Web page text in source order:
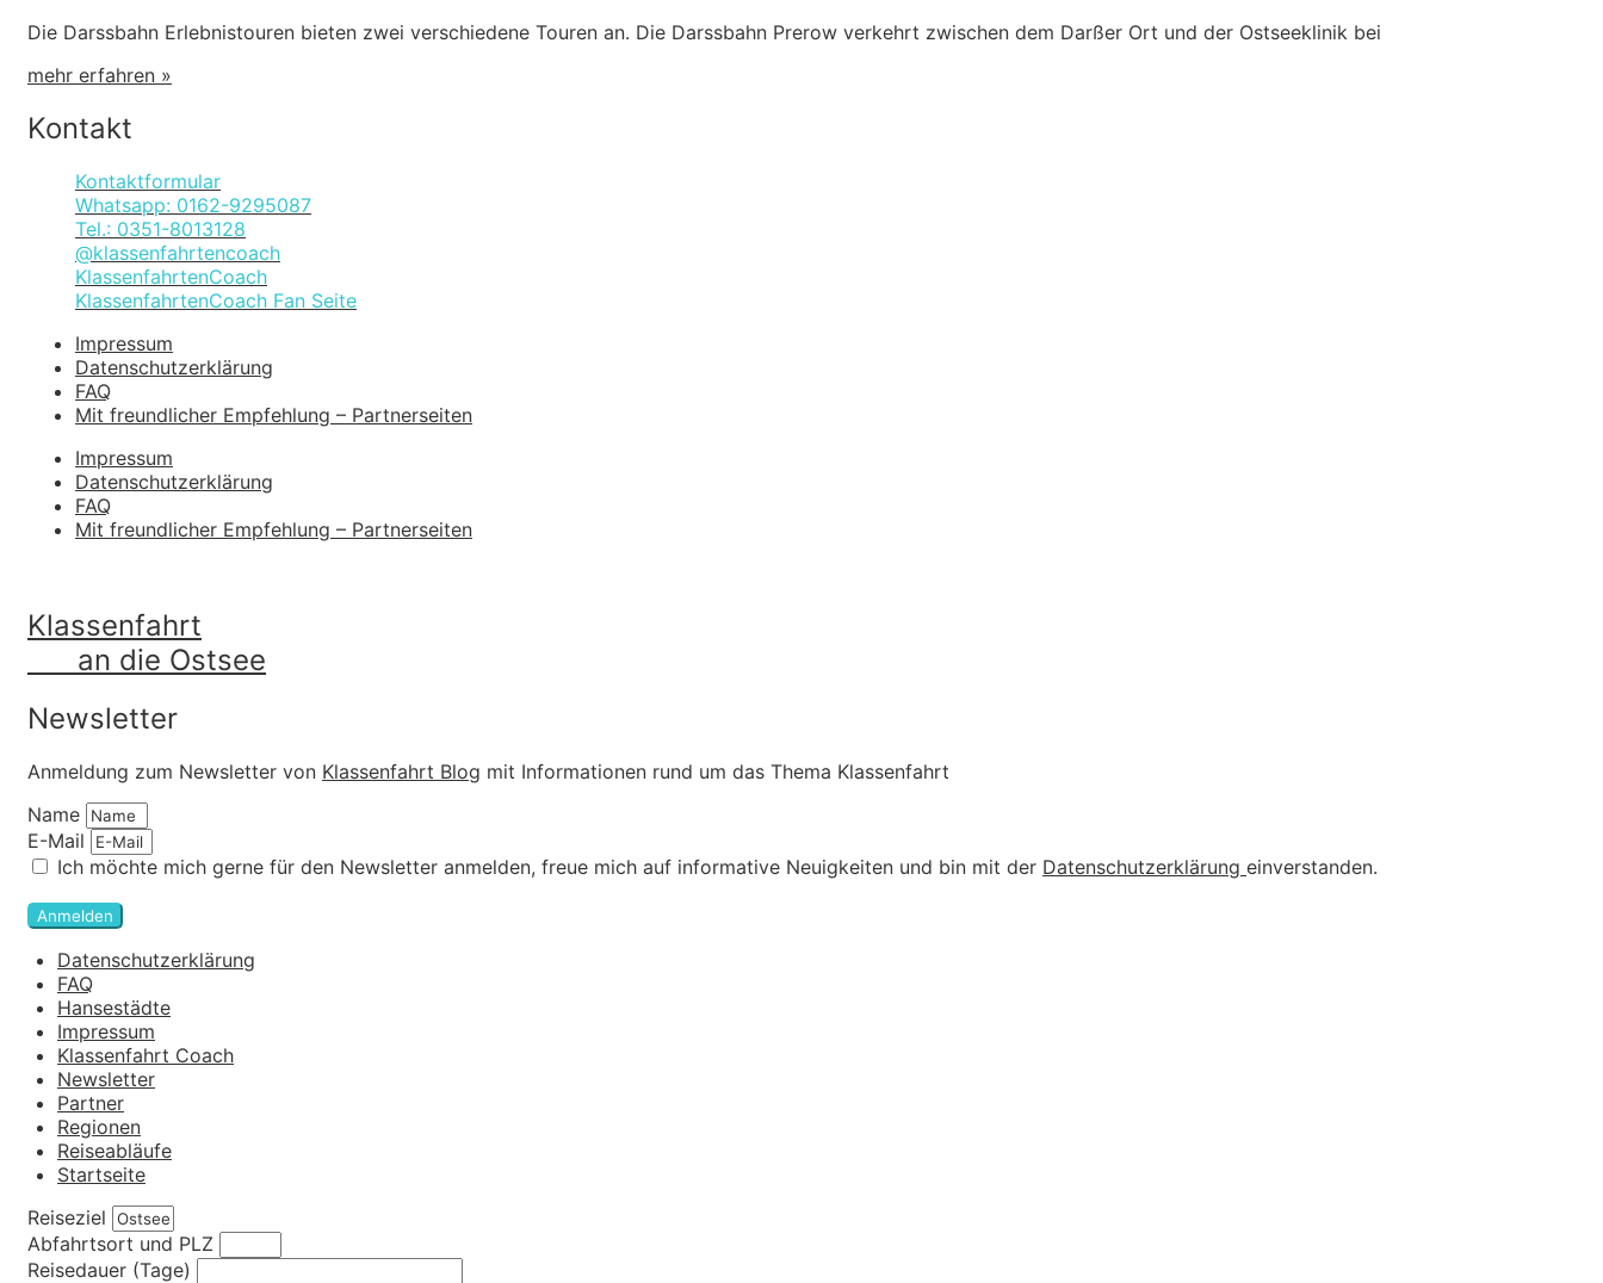
Die Darssbahn Erlebnistouren bieten zwei verschiedene Touren an. Die Darssbahn Prerow verkehrt zwischen dem Darßer Ort und der Ostseeklinik bei
mehr erfahren »
Kontakt
Kontaktformular
Whatsapp: 0162-9295087
Tel.: 0351-8013128
@klassenfahrtencoach
KlassenfahrtenCoach
KlassenfahrtenCoach Fan Seite
Impressum
Datenschutzerklärung
FAQ
Mit freundlicher Empfehlung – Partnerseiten
Impressum
Datenschutzerklärung
FAQ
Mit freundlicher Empfehlung – Partnerseiten
Klassenfahrt
an die Ostsee
Newsletter
Anmeldung zum Newsletter von Klassenfahrt Blog mit Informationen rund um das Thema Klassenfahrt
Name
E-Mail
Ich möchte mich gerne für den Newsletter anmelden, freue mich auf informative Neuigkeiten und bin mit der Datenschutzerklärung einverstanden.
Anmelden
Datenschutzerklärung
FAQ
Hansestädte
Impressum
Klassenfahrt Coach
Newsletter
Partner
Regionen
Reiseabläufe
Startseite
Reiseziel
Abfahrtsort und PLZ
Reisedauer (Tage)